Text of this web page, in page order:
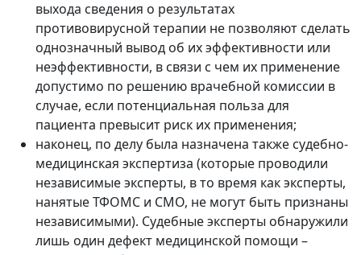
выхода сведения о результатах
противовирусной терапии не позволяют сделать
однозначный вывод об их эффективности или
неэффективности, в связи с чем их применение
допустимо по решению врачебной комиссии в
случае, если потенциальная польза для
пациента превысит риск их применения;
наконец, по делу была назначена также судебно-
медицинская экспертиза (которые проводили
независимые эксперты, в то время как эксперты,
нанятые ТФОМС и СМО, не могут быть признаны
независимыми). Судебные эксперты обнаружили
лишь один дефект медицинской помощи –